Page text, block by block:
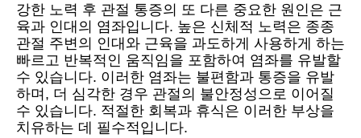
강한 노력 후 관절 통증의 또 다른 중요한 원인은 근
육과 인대의 염좌입니다. 높은 신체적 노력은 종종
관절 주변의 인대와 근육을 과도하게 사용하게 하는
빠르고 반복적인 움직임을 포함하여 염좌를 유발할
수 있습니다. 이러한 염좌는 불편함과 통증을 유발
하며, 더 심각한 경우 관절의 불안정성으로 이어질
수 있습니다. 적절한 회복과 휴식은 이러한 부상을
치유하는 데 필수적입니다.